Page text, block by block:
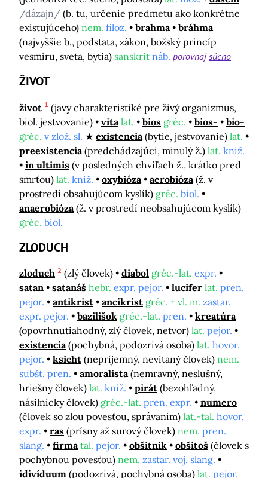
/dázajn/ (b. tu, určenie predmetu ako konkrétne
existujúceho) nem. filoz. brahma
bráhma
(najvyššie b., podstata, zákon, božský princíp
vesmíru, sveta, bytia) sanskrit náb. porovnajsúcno
ŽIVOT
život 1 (javy charakteristiké pre živý organizmus,
biol. jestvovanie)
vita lat. bios gréc. bios-
bio-
gréc. v zlož. sl. existencia (bytie, jestvovanie) lat.
preexistencia (predchádzajúci, minulý ž.) lat. kniž.
in ultimis (v posledných chvíľach ž., krátko pred
smrťou) lat. kniž. oxybióza aerobióza (ž. v
prostredí obsahujúcom kyslík) gréc. biol.
anaerobióza (ž. v prostredí neobsahujúcom kyslík)
gréc. biol.
ZLODUCH
zloduch 2 (zlý človek) diabol gréc.-lat. expr.
satan
satanáš hebr. expr. pejor. lucifer lat. pren.
pejor.
antikrist ancikrist gréc. + vl. m. zastar.
expr. pejor.
bazilišok gréc.-lat. pren.
kreatúra
(opovrhnutiahodný, zlý človek, netvor) lat. pejor.
existencia (pochybná, podozrivá osoba) lat. hovor.
pejor.
ksicht (nepríjemný, nevítaný človek) nem.
subšt. pren.
amoralista (nemravný, neslušný,
hriešny človek) lat. kniž. pirát (bezohľadný,
násilnícky človek) gréc.-lat. pren. expr.
numero
(človek so zlou povesťou, správaním) lat.-tal. hovor.
expr.
ras (prísny až surový človek) nem. pren.
slang.
firma tal. pejor. obšitnik obšitoš (človek s
pochybnou povesťou) nem. zastar. voj. slang.
idivíduum (podozrivá, pochybná osoba) lat. pejor.